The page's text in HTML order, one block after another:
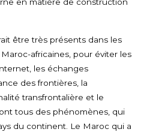
être très présents dans les
africaines, pour éviter les
les échanges
des frontières, la
transfrontalière et le
tous des phénomènes, qui
du continent. Le Maroc qui a